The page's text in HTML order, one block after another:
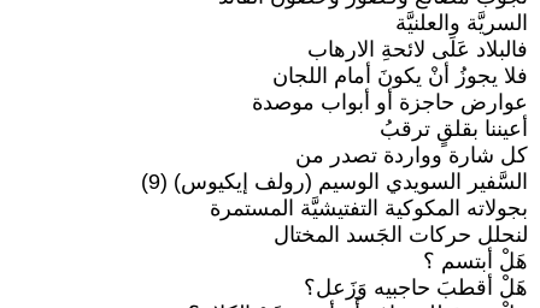
السريَّة والعلنيَّة
فالبلاد عَلَى لائحةِ الارهاب
فلا يجوزُ أنْ يكونَ أمام اللجان
عوارض حاجزة أو أبواب موصدة
أعيننا بقلقٍ ترقبُ
كل شارة وواردة تصدر من
السَّفير السويدي الوسيم (رولف إيكيوس) (9)
بجولاته المكوكية التفتيشيَّة المستمرة
لنحلل حركات الجَسد المختال
هَلْ أبتسم ؟
هَلْ أقطبَ حاجبيه وَزَعل؟